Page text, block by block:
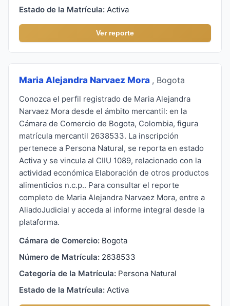
Estado de la Matrícula: Activa
Ver reporte
Maria Alejandra Narvaez Mora , Bogota
Conozca el perfil registrado de Maria Alejandra
Narvaez Mora desde el ámbito mercantil: en la
Cámara de Comercio de Bogota, Colombia, figura
matrícula mercantil 2638533. La inscripción
pertenece a Persona Natural, se reporta en estado
Activa y se vincula al CIIU 1089, relacionado con la
actividad económica Elaboración de otros productos
alimenticios n.c.p.. Para consultar el reporte
completo de Maria Alejandra Narvaez Mora, entre a
AliadoJudicial y acceda al informe integral desde la
plataforma.
Cámara de Comercio: Bogota
Número de Matrícula: 2638533
Categoría de la Matrícula: Persona Natural
Estado de la Matrícula: Activa